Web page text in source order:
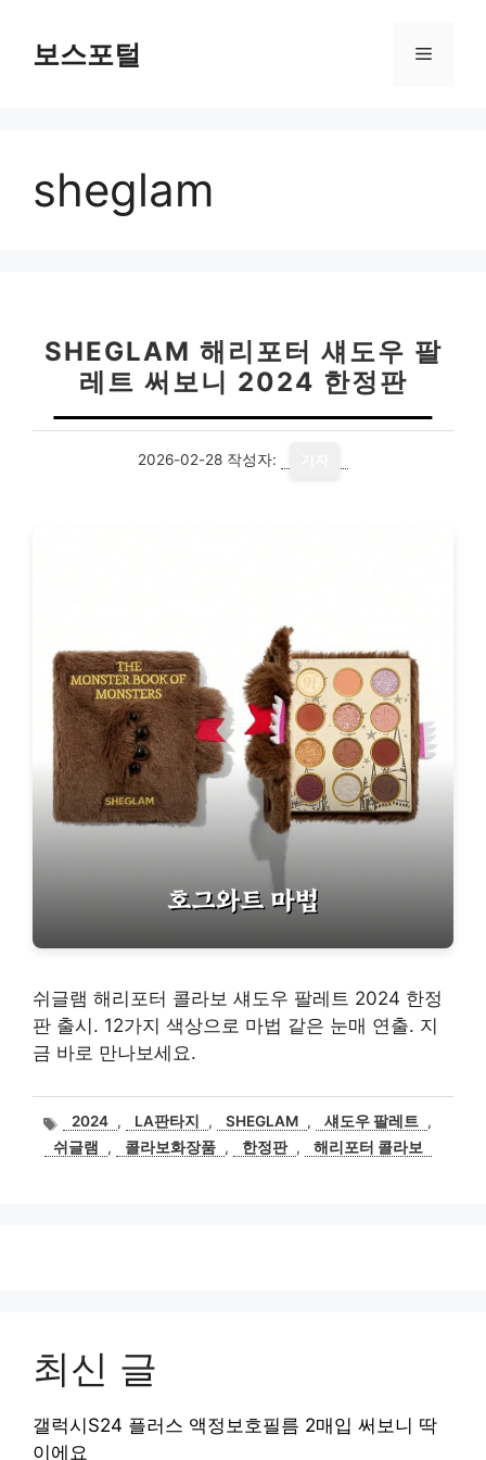
보스포털 메
sheglam
SHEGLAM 해리포터 섀도우 팔
레트 써보니 2024 한정판
2026-02-28 작성자:
쉬글램 해리포터 콜라보 섀도우 팔레트 2024 한정
판 출시. 12가지 색상으로 마법 같은 눈매 연출. 지
금 바로 만나보세요.
태
그
2024 , LA판타지 , SHEGLAM , 섀도우 팔레트 ,
쉬글램
, 콜라보화장품 , 한정판 , 해리포터 콜라보
최신 글
갤럭시S24 플러스 액정보호필름 2매입 써보니 딱
이에요